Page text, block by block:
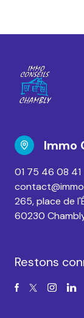
Immo
01 75 46 08 41
265, place de
60230
Restons